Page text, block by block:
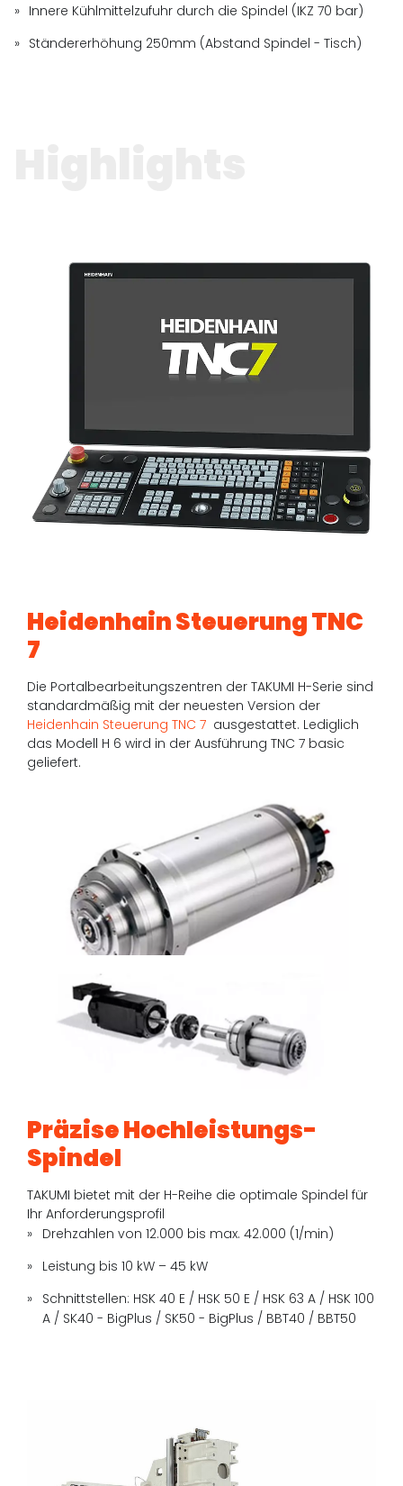
Innere Kühlmittelzufuhr durch die Spindel (IKZ 70 bar)
Ständererhöhung 250mm (Abstand Spindel - Tisch)
Heidenhain Steuerung TNC
7
Die Portalbearbeitungszentren der TAKUMI H-Serie sind
standardmäßig mit der neuesten Version der
Heidenhain Steuerung TNC 7 ausgestattet. Lediglich
das Modell H 6 wird in der Ausführung TNC 7 basic
geliefert.
Präzise Hochleistungs-
Spindel
TAKUMI bietet mit der H-Reihe die optimale Spindel für
Ihr Anforderungsprofil
Drehzahlen von 12.000 bis max. 42.000 (1/min)
Leistung bis 10 kW – 45 kW
Schnittstellen: HSK 40 E / HSK 50 E / HSK 63 A / HSK 100
A / SK40 - BigPlus / SK50 - BigPlus / BBT40 / BBT50